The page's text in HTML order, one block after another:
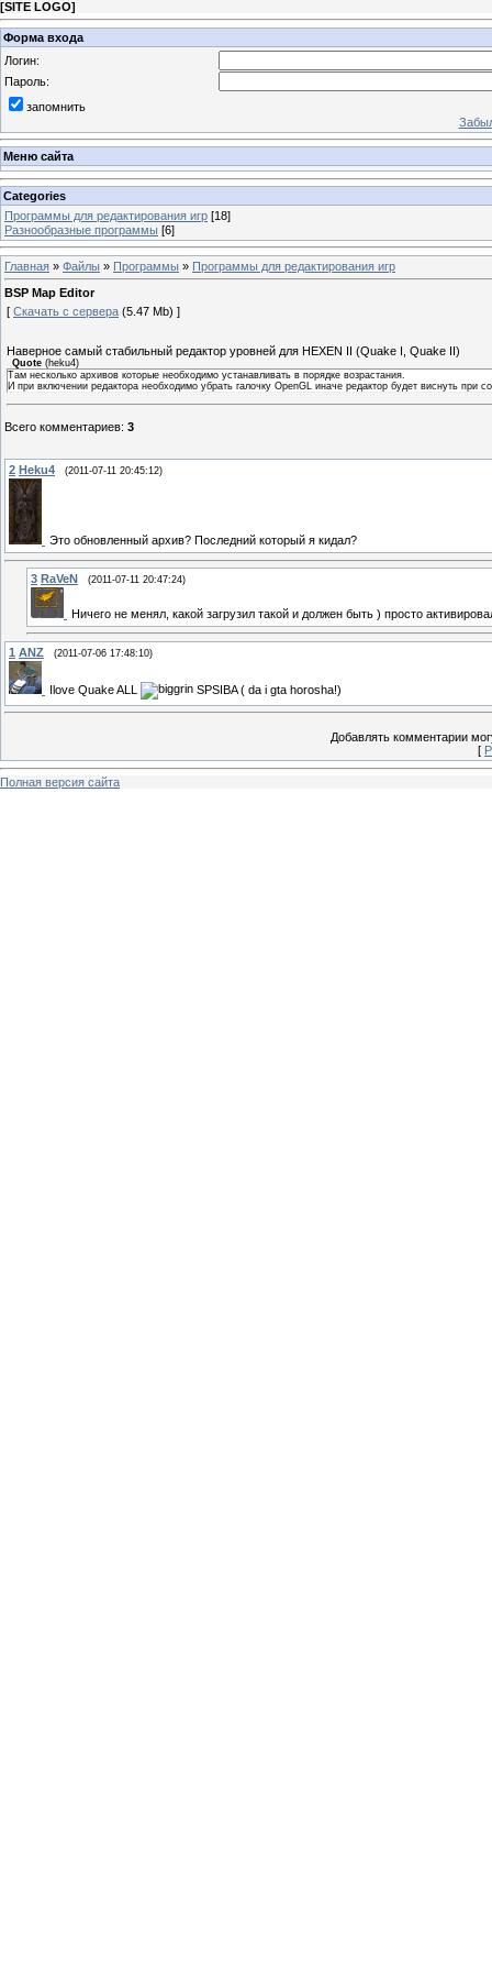
[SITE LOGO]
Форма входа
Логин:
Пароль:
запомнить
Меню сайта
Categories
Программы для редактирования игр [18]
Разнообразные программы [6]
Главная » Файлы » Программы » Программы для редактирования игр
BSP Map Editor
[ Скачать с сервера (5.47 Mb) ]
Наверное самый стабильный редактор уровней для HEXEN II (Quake I, Quake II)
Quote (heku4)
Там несколько архивов которые необходимо устанавливать в порядке возрастания.
И при включении редактора необходимо убрать галочку OpenGL иначе редактор будет виснуть при
Всего комментариев: 3
2 Heku4 (2011-07-11 20:45:12)
Это обновленный архив? Последний который я кидал?
3 RaVeN (2011-07-11 20:47:24)
Ничего не менял, какой загрузил такой и должен быть ) просто
1 ANZ (2011-07-06 17:48:10)
Ilove Quake ALL SPSIBA ( da i gta horosha!)
Добавлять комментарии
[
Полная версия сайта